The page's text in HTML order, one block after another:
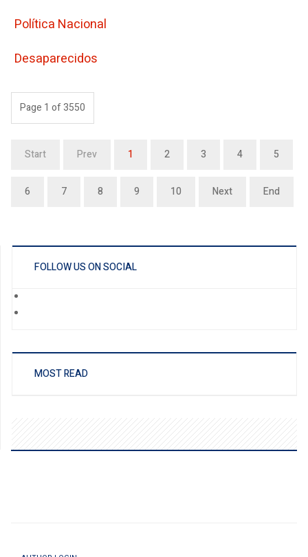
Polí­tica Nacional
Desaparecidos
Page 1 of 3550
Start Prev 1 2 3 4 5
6 7 8 9 10 Next End
FOLLOW US ON SOCIAL
MOST READ